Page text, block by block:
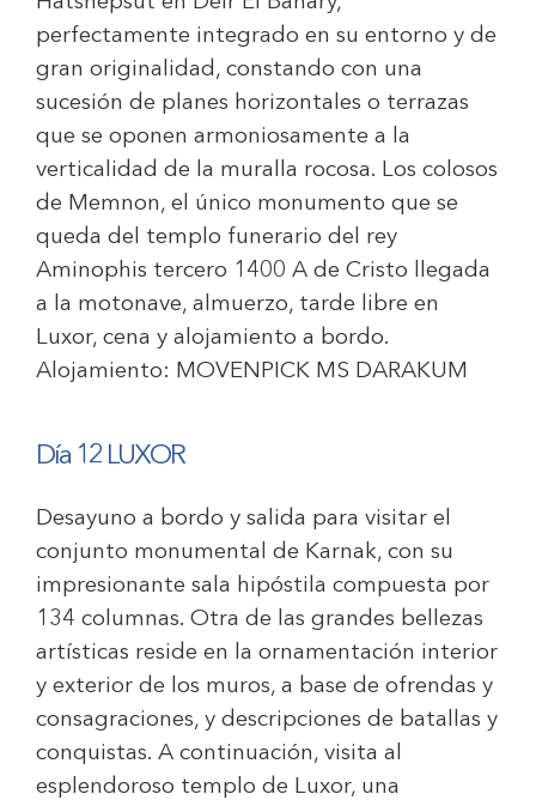
perfectamente integrado en su entorno y de
gran originalidad, constando con una
sucesión de planes horizontales o terrazas
que se oponen armoniosamente a la
verticalidad de la muralla rocosa. Los colosos
de Memnon, el único monumento que se
queda del templo funerario del rey
Aminophis tercero 1400 A de Cristo llegada
a la motonave, almuerzo, tarde libre en
Luxor, cena y alojamiento a bordo.
Alojamiento: MOVENPICK MS DARAKUM
Día 12 LUXOR
Desayuno a bordo y salida para visitar el
conjunto monumental de Karnak, con su
impresionante sala hipóstila compuesta por
134 columnas. Otra de las grandes bellezas
artísticas reside en la ornamentación interior
y exterior de los muros, a base de ofrendas y
consagraciones, y descripciones de batallas y
conquistas. A continuación, visita al
esplendoroso templo de Luxor, una